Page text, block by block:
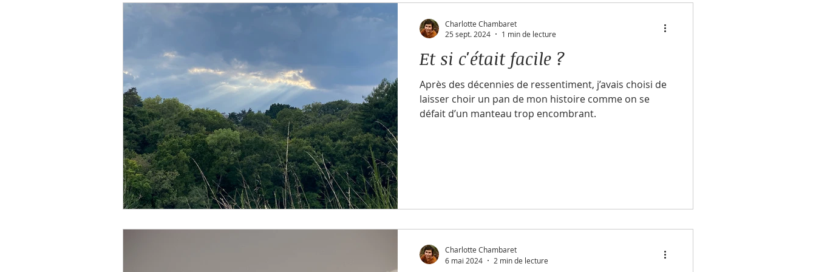
Et si c'était facile ?
Après des décennies de ressentiment, j’avais choisi de
laisser choir un pan de mon histoire comme on se
défait d’un manteau trop encombrant.
Charlotte Chambaret
25 sept. 2024
1 min de lecture
Charlotte Chambaret
6 mai 2024
2 min de lecture